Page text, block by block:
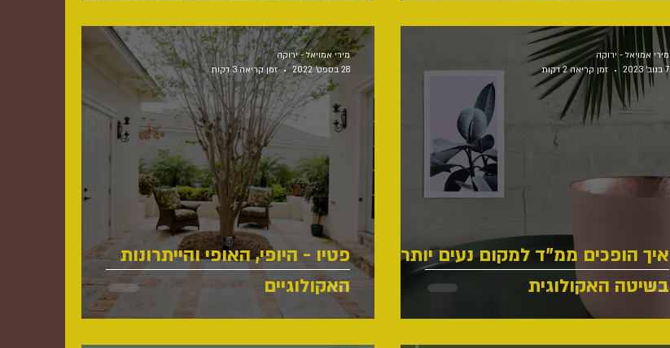
איך הופכים ממ"ד למקום נעים יותר
בשיטה האקולוגית
מירי אמויאל - ירוקה
7 בנוב׳ 2023
זמן קריאה 2 דקות
פטיו - היופי, האופי והייתרונות
האקולוגיים
מירי אמויאל - ירוקה
28 בספט׳ 2022
זמן קריאה 3 דקות